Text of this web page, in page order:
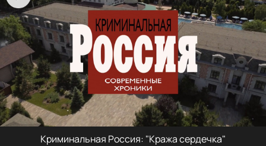
Криминальная Россия: "Кража сердечка"